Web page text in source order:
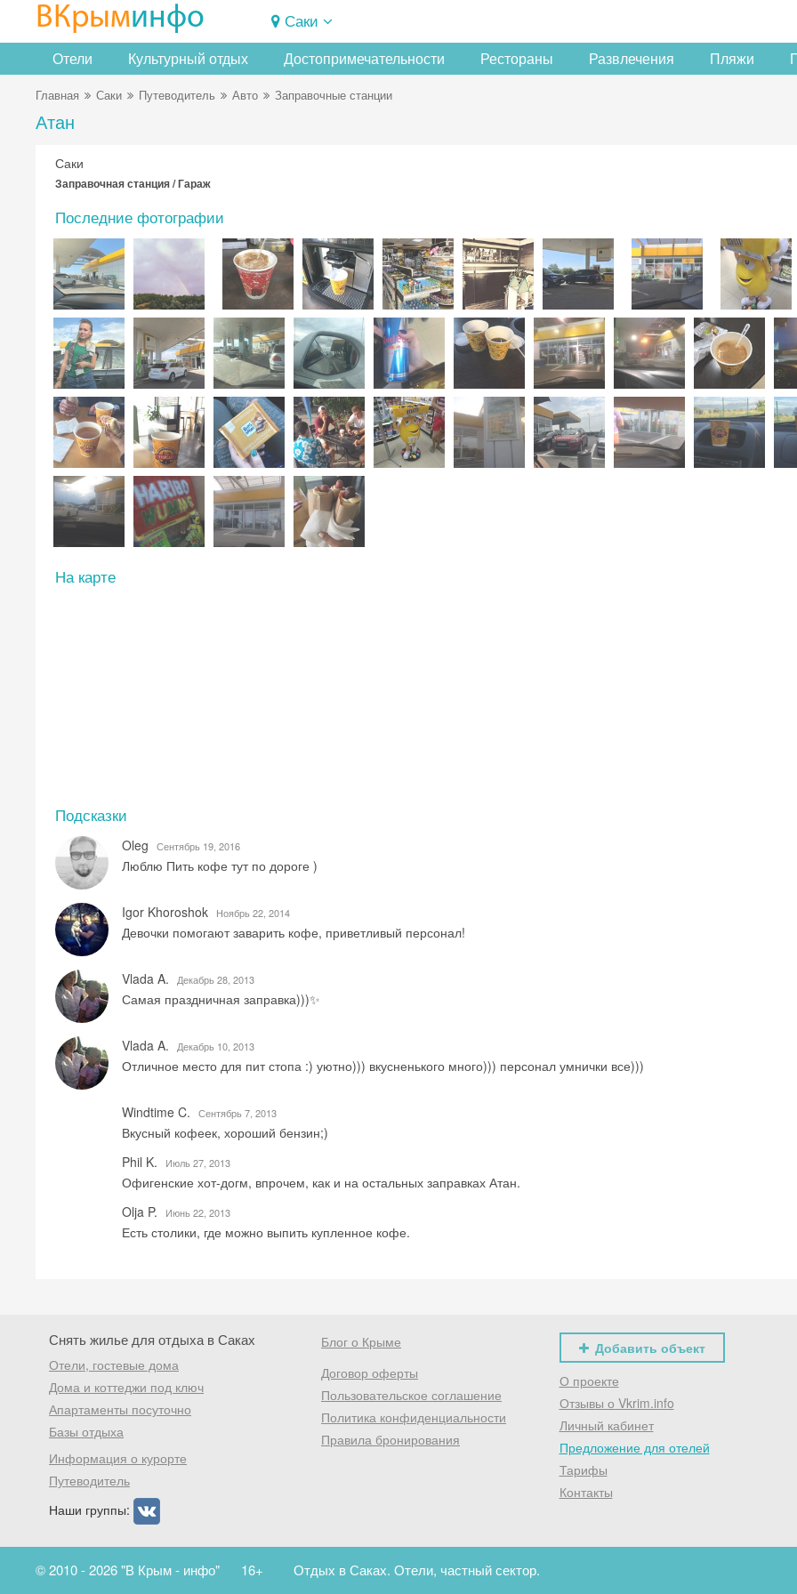
ВКрыминфо Саки
Отели Культурный отдых Достопримечательности Рестораны Развлечения Пляжи
Главная Саки Путеводитель Авто Заправочные станции
Атан
Саки
Заправочная станция / Гараж
Последние фотографии
На карте
Подсказки
Oleg Сентябрь 19, 2016
Люблю Пить кофе тут по дороге )
Igor Khoroshok Ноябрь 22, 2014
Девочки помогают заварить кофе, приветливый персонал!
Vlada A. Декабрь 28, 2013
Самая праздничная заправка)))✨
Vlada A. Декабрь 10, 2013
Отличное место для пит стопа :) уютно))) вкусненького много))) персонал умнички все)))
Windtime C. Сентябрь 7, 2013
Вкусный кофеек, хороший бензин;)
Phil K.
Июль 27, 2013
Офигенские хот-догм, впрочем, как и на остальных заправках Атан.
Olja P.
Июнь 22, 2013
Есть столики, где можно выпить купленное кофе.
Снять жилье для отдыха в Саках
Отели, гостевые дома
Дома и коттеджи под ключ
Апартаменты посуточно
Базы отдыха
Информация о курорте
Путеводитель
Наши группы:
Блог о Крыме
Договор оферты
Пользовательское соглашение
Политика конфиденциальности
Правила бронирования
Добавить объект
О проекте
Отзывы о Vkrim.info
Личный кабинет
Предложение для отелей
Тарифы
Контакты
© 2010 - 2026 "В Крым - инфо" 16+ Отдых в Саках. Отели, частный сектор.